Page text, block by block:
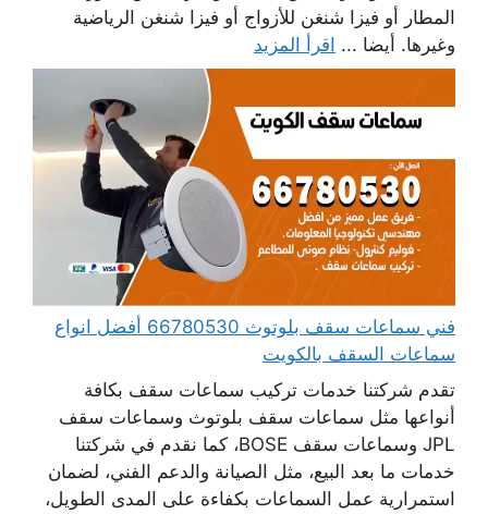
المطار أو فيزا شنغن للأزواج أو فيزا شنغن الرياضية
وغيرها. أيضا ... اقرأ المزيد
فني سماعات سقف بلوتوث 66780530 أفضل انواع
سماعات السقف بالكويت
تقدم شركتنا خدمات تركيب سماعات سقف بكافة
أنواعها مثل سماعات سقف بلوتوث وسماعات سقف
JPL وسماعات سقف BOSE، كما نقدم في شركتنا
خدمات ما بعد البيع، مثل الصيانة والدعم الفني، لضمان
استمرارية عمل السماعات بكفاءة على المدى الطويل،